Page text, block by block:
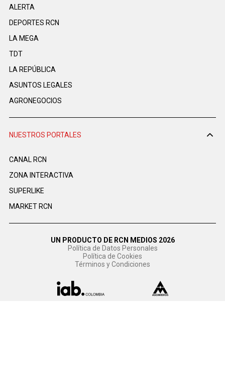
ALERTA
DEPORTES RCN
LA MEGA
TDT
LA REPÚBLICA
ASUNTOS LEGALES
AGRONEGOCIOS
NUESTROS PORTALES
CANAL RCN
ZONA INTERACTIVA
SUPERLIKE
MARKET RCN
UN PRODUCTO DE RCN MEDIOS 2026
Política de Datos Personales
Política de Cookies
Términos y Condiciones